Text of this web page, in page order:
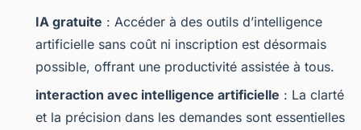
IA gratuite : Accéder à des outils d’intelligence
artificielle sans coût ni inscription est désormais
possible, offrant une productivité assistée à tous.
interaction avec intelligence artificielle : La clarté
et la précision dans les demandes sont essentielles